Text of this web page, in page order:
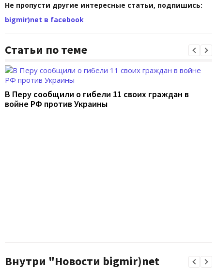
Не пропусти другие интересные статьи, подпишись:
bigmir)net в facebook
Статьи по теме
В Перу сообщили о гибели 11 своих граждан в
войне РФ против Украины
Внутри "Новости bigmir)net